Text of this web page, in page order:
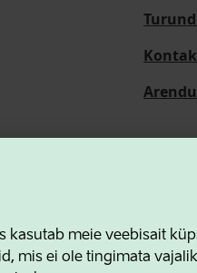
kasutab meie veebisait
mis ei ole tingimata
Sihtasutus